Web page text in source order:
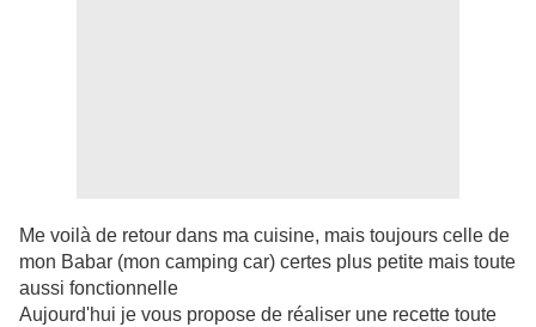
Me voilà de retour dans ma cuisine, mais toujours celle de
mon Babar (mon camping car) certes plus petite mais toute
aussi fonctionnelle
Aujourd'hui je vous propose de réaliser une recette toute